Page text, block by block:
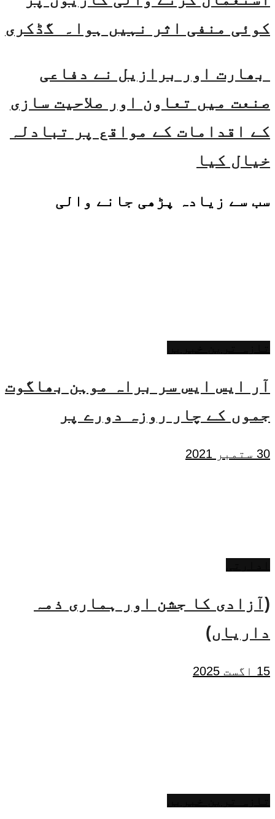
کوئی منفی اثر نہیں ہوا۔ گڈکری
بھارت اور برازیل نے دفاعی
صنعت میں تعاون اور صلاحیت سازی
کے اقدامات کے مواقع پر تبادلہ
خیال کیا
سب سے زیادہ پڑھی جانے والی
آر ایس ایس سر براہ موہن بھاگوت
جموں کے چار روزہ دورے پر
30 ستمبر 2021
(آزادی کا جشن اور ہماری ذمہ
داریاں)
15 اگست 2025